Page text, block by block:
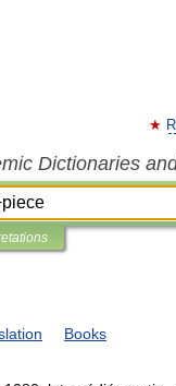
Dictionaries
Books